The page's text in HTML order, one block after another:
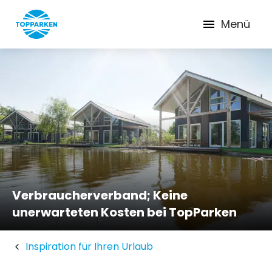
Menü
Verbraucherverband; Keine
unerwarteten Kosten bei TopParken
Inspiration für Ihren Urlaub